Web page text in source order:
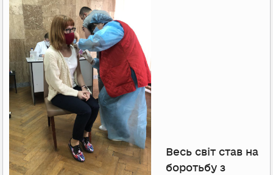
Весь світ став на
боротьбу з